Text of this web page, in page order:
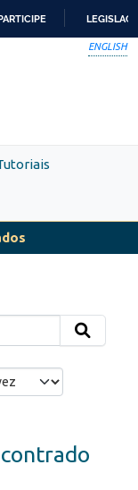
ENGLISH